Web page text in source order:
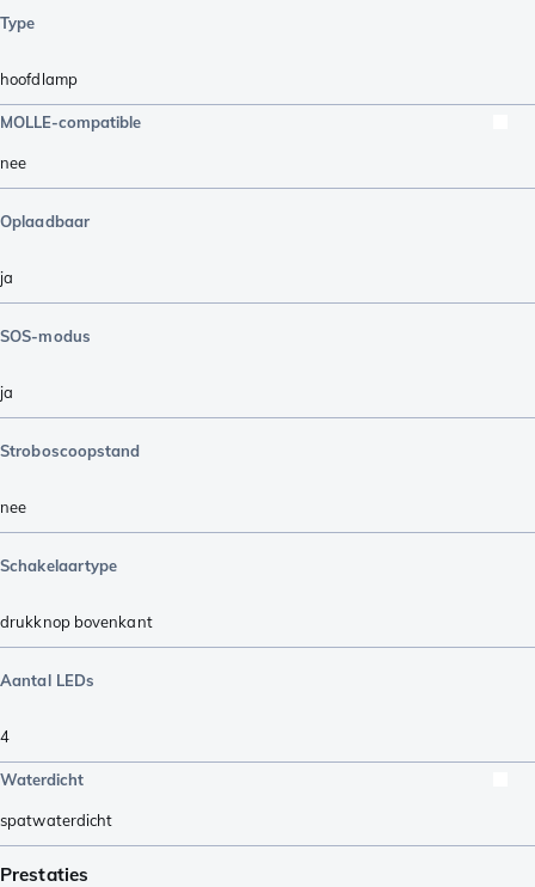
Type
hoofdlamp
MOLLE-compatible
nee
Oplaadbaar
ja
SOS-modus
ja
Stroboscoopstand
nee
Schakelaartype
drukknop bovenkant
Aantal LEDs
4
Waterdicht
spatwaterdicht
Prestaties